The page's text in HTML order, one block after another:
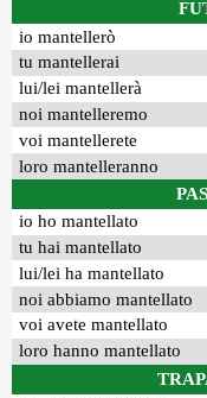
io mantellerò
tu mantellerai
lui/lei mantellerà
noi mantelleremo
voi mantellerete
loro mantelleranno
io ho mantellato
tu hai mantellato
lui/lei ha mantellato
noi abbiamo mantellato
voi avete mantellato
loro hanno mantellato